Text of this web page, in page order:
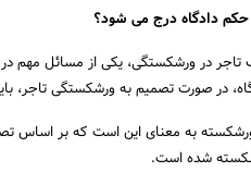
حکم دادگاه درج می شود؟
تاجر در ورشکستگی، یکی از مسائل
در صورت تصمیم به ورشکستگی تاجر،
به معنای این است که بر اساس
شده است.